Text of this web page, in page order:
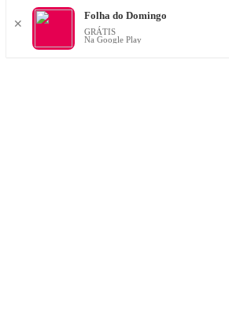
✕
Folha do Domingo
GRÁTIS
Na Google Play